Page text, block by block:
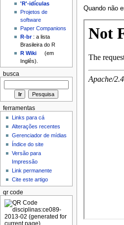
Quando não
'R'-idículas
Projetos de
software
Paper Companions
R-br: a lista
Brasileira do R
R Wiki
(em
Inglês).
busca
ferramentas
Links para cá
Alterações recentes
Gerenciador de mídias
Índice do site
Versão para
Impressão
Link permanente
Cite este artigo
qr code